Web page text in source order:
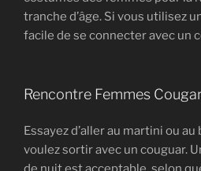
tranche d’âge. Si vous utilisez
facile de se connecter avec un
Rencontre Femmes
Essayez d’aller au martini ou au
voulez sortir avec un couguar.